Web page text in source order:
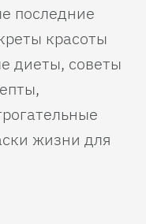
последние
красоты
диеты, советы
жизни для